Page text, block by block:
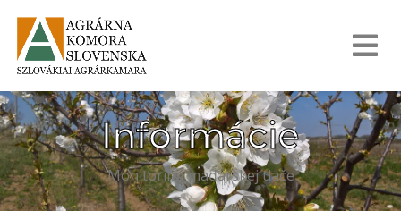
Informácie
Monitoring maďarskej tlače